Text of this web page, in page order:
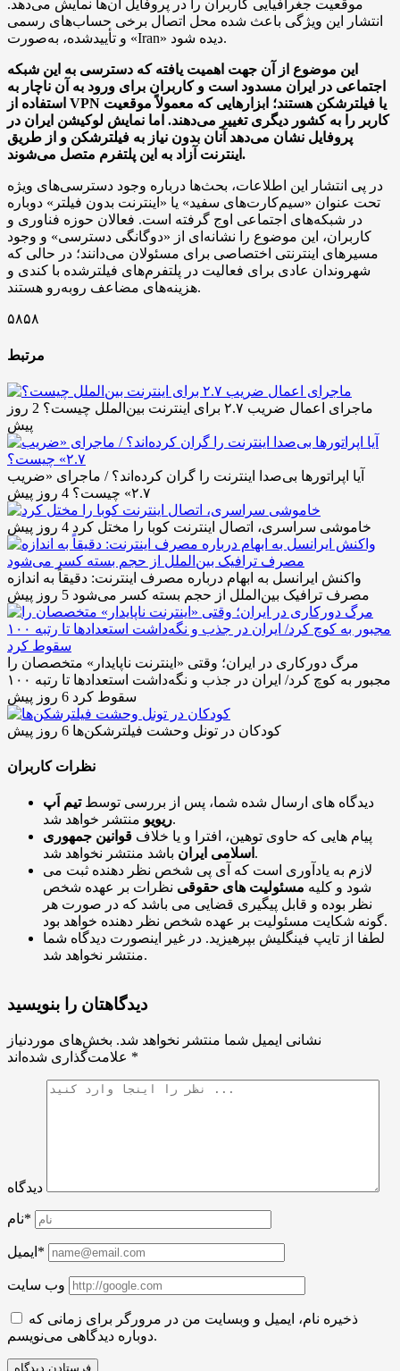
موقعیت جغرافیایی کاربران را در پروفایل آن‌ها نمایش می‌دهد.
انتشار این ویژگی باعث شده محل اتصال برخی حساب‌های رسمی
و تأییدشده، به‌صورت «Iran» دیده شود.
این موضوع از آن جهت اهمیت یافته که دسترسی به این شبکه
اجتماعی در ایران مسدود است و کاربران برای ورود به آن ناچار به
استفاده از VPN یا فیلترشکن هستند؛ ابزارهایی که معمولاً موقعیت
کاربر را به کشور دیگری تغییر می‌دهند. اما نمایش لوکیشن ایران در
پروفایل نشان می‌دهد آنان بدون نیاز به فیلترشکن و از طریق
اینترنت آزاد به این پلتفرم متصل می‌شوند.
در پی انتشار این اطلاعات، بحث‌ها درباره وجود دسترسی‌های ویژه
تحت عنوان «سیم‌کارت‌های سفید» یا «اینترنت بدون فیلتر» دوباره
در شبکه‌های اجتماعی اوج گرفته است. فعالان حوزه فناوری و
کاربران، این موضوع را نشانه‌ای از «دوگانگی دسترسی» و وجود
مسیرهای اینترنتی اختصاصی برای مسئولان می‌دانند؛ در حالی که
شهروندان عادی برای فعالیت در پلتفرم‌های فیلترشده با کندی و
هزینه‌های مضاعف روبه‌رو هستند.
۵۸۵۸
مرتبط
ماجرای اعمال ضریب ۲.۷ برای اینترنت بین‌الملل چیست؟
2 روز
پیش
آیا اپراتورها بی‌صدا اینترنت را گران کرده‌اند؟ / ماجرای «ضریب
۲.۷» چیست؟
4 روز پیش
خاموشی سراسری، اتصال اینترنت کوبا را مختل کرد 4 روز پیش
واکنش ایرانسل به ابهام درباره مصرف اینترنت: دقیقاً به اندازه
مصرف ترافیک بین‌الملل از حجم بسته کسر می‌شود 5 روز پیش
مرگ دورکاری در ایران؛ وقتی «اینترنت ناپایدار» متخصصان را
مجبور به کوچ کرد/ ایران در جذب و نگه‌داشت استعدادها تا رتبه ۱۰۰
سقوط کرد 6 روز پیش
کودکان در تونل وحشت فیلترشکن‌ها 6 روز پیش
نظرات کاربران
دیدگاه های ارسال شده شما، پس از بررسی توسطتیم اَپ
ریویومنتشر خواهد شد.
پیام هایی که حاوی توهین، افترا و یا خلاف قوانین جمهوری
اسلامی ایران باشد منتشر نخواهد شد.
لازم به یادآوری است که آی پی شخص نظر دهنده ثبت می
شود و کلیه مسئولیت های حقوقی نظرات بر عهده شخص
نظر بوده و قابل پیگیری قضایی می باشد که در صورت هر
گونه شکایت مسئولیت بر عهده شخص نظر دهنده خواهد بود.
لطفا از تایپ فینگلیش بپرهیزید. در غیر اینصورت دیدگاه شما
منتشر نخواهد شد.
دیدگاهتان را بنویسید
نشانی ایمیل شما منتشر نخواهد شد. بخش‌های موردنیاز
*
دیدگاه
نام*
ایمیل*
وب سایت
ذخیره نام، ایمیل و وبسایت من در مرورگر برای زمانی که
دوباره دیدگاهی می‌نویسم.